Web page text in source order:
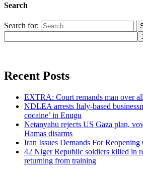
Search
Search for:
Recent Posts
EXTRA: Court remands man over
NDLEA arrests Italy-based
cocaine’ in Enugu
Netanyahu rejects US Gaza plan,
Hamas disarms
Iran Issues Demands For
42 Niger Republic soldiers killed in
returning from training